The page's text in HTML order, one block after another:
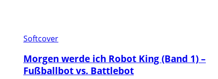
Softcover
Morgen werde ich Robot King (Band 1) –
Fußballbot vs. Battlebot